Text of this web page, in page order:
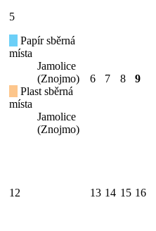
5
Papír sběrná
místa
Jamolice
(Znojmo)
Plast sběrná
místa
Jamolice
(Znojmo)
6 7 8 9
12 13 14 15 16